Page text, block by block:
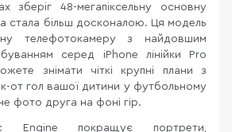
зберіг 48-мегапіксельну основну
стала більш досконалою. Ця модель
телефотокамеру з найдовшим
серед iPhone лінійки Pro
знімати чіткі крупні плани з
от гол вашої дитини у футбольному
фото друга на фоні гір.
Engine покращує портрети,